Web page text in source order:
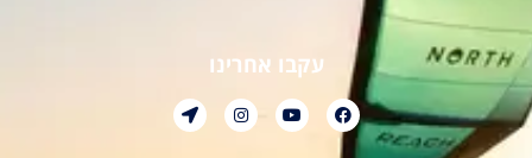
עקבו אחרינו